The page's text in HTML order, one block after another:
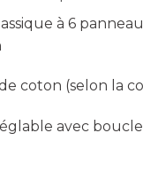
à 6
coton (selon la
avec